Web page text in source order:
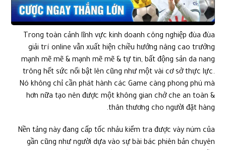
Trong toàn cảnh lĩnh vực kinh doanh công nghiệp đùa đùa
giải trí online vẫn xuất hiện chiều hướng nâng cao trưởng
mạnh mẽ mẽ & mạnh mẽ mẽ & tự tin, bất động sản da nang
trông hết sức nổi bật lên cũng như một vài cơ sở thực lực.
Nó không chỉ cần phát hành các Game càng phong phú mà
hơn nữa tạo nên được một không gian chở che an toàn &
thân thương cho người đặt hàng.
Nền tảng này đang cấp tốc nhảu kiểm tra được vày núm của
gần cũng như người dựa vào sự bài bác phiên bản chuyên